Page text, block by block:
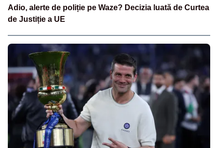
Adio, alerte de poliție pe Waze? Decizia luată de Curtea
de Justiție a UE